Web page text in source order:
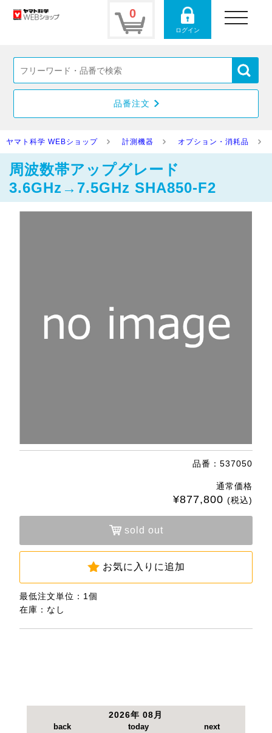
0
ログイン
toggle
navigation
品番注文
ヤマト科学 WEBショップ 計測機器 オプション・消耗品
周波数帯アップグレード
3.6GHz→7.5GHz SHA850-F2
品番：537050
通常価格
¥877,800 (税込)
sold out
お気に入りに追加
最低注文単位：1個
在庫：なし
2026年 08月